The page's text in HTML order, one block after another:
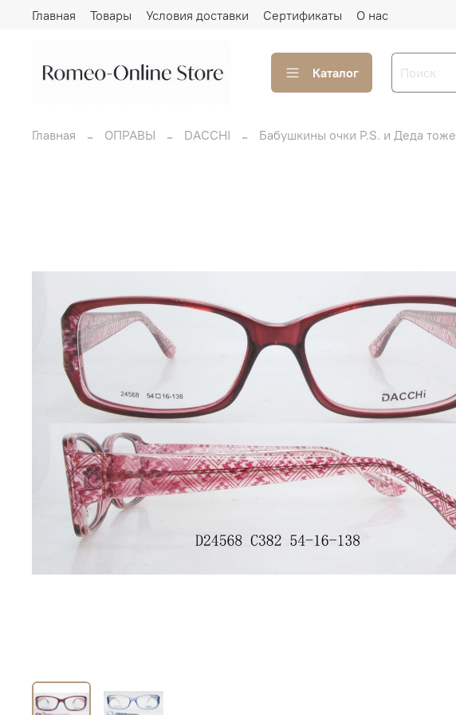
Главная Товары Условия доставки Сертификаты О нас
Каталог
Главная ОПРАВЫ DACCHI Бабушкины очки P.S. и Деда тоже